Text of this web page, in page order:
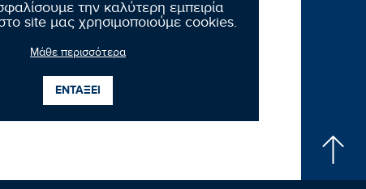
την καλύτερη εμπειρία
site μας χρησιμοποιούμε cookies.
Μάθε περισσότερα
ΕΝΤΑΞΕΙ